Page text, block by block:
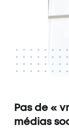
Pas de «
médias